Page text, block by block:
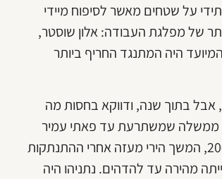
על שטחים מאשר לסיפוח מיידי
של מפלגת העבודה: אלון שוסטר,
המיועד היה המתנגד החריף ביותר
אבל בתוך שנה, ודווקא בחסות מה
של ממשלה שמשתרעת עד פאתי עמיר
פרץ. זה היה תהליך ארוך מאוד, שהחל בקריסת הסכמי אוסלו בשנת 2000, המשך הירי מעזה אחרי ההתנתקות
שלו הייתה מהירה עד להדהים. נתניהו היה